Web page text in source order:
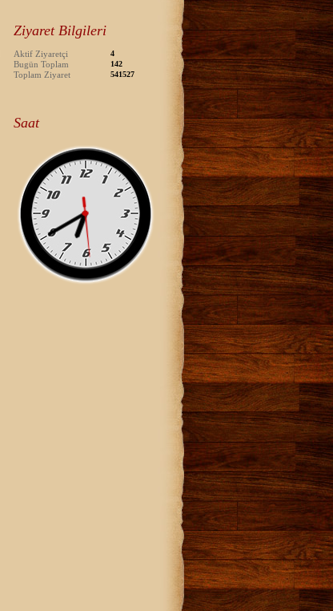
Ziyaret Bilgileri
Aktif Ziyaretçi 4
Bugün Toplam 142
Toplam Ziyaret 541527
Saat